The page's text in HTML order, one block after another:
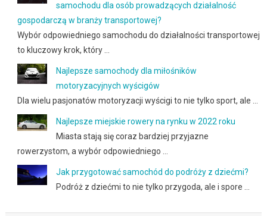
samochodu dla osób prowadzących działalność
gospodarczą w branży transportowej?
Wybór odpowiedniego samochodu do działalności transportowej
to kluczowy krok, który …
Najlepsze samochody dla miłośników
motoryzacyjnych wyścigów
Dla wielu pasjonatów motoryzacji wyścigi to nie tylko sport, ale …
Najlepsze miejskie rowery na rynku w 2022 roku
Miasta stają się coraz bardziej przyjazne
rowerzystom, a wybór odpowiedniego …
Jak przygotować samochód do podróży z dziećmi?
Podróż z dziećmi to nie tylko przygoda, ale i spore …